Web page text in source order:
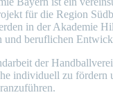
für die Region
in der Akademie
und beruflichen
der
individuell zu fördern